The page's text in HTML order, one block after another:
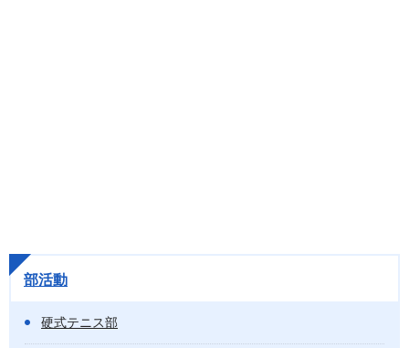
部活動
硬式テニス部